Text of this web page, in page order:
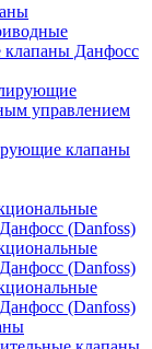
клапаны Данфосс
управлением
клапаны
(Danfoss)
(Danfoss)
(Danfoss)